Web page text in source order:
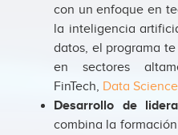
con un enfoque en
la inteligencia
datos, el programa
en sectores
FinTech, Data Science
Desarrollo de
combina la